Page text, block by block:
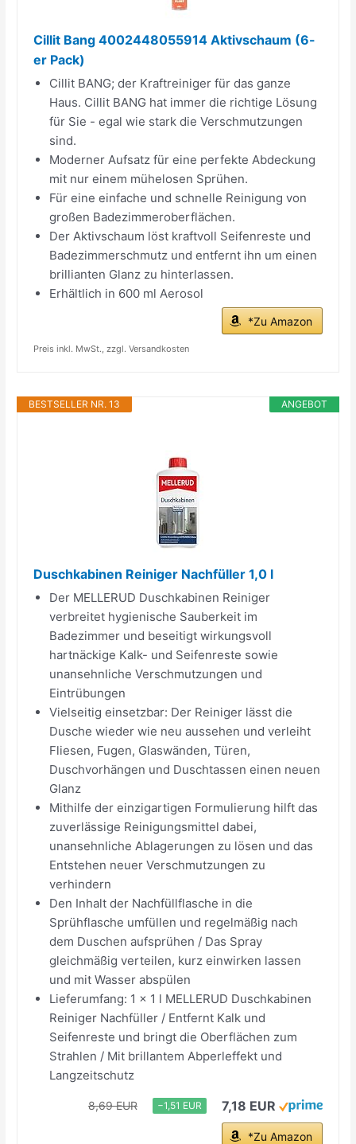
Cillit Bang 4002448055914 Aktivschaum (6-
er Pack)
Cillit BANG; der Kraftreiniger für das ganze
Haus. Cillit BANG hat immer die richtige Lösung
für Sie - egal wie stark die Verschmutzungen
sind.
Moderner Aufsatz für eine perfekte Abdeckung
mit nur einem mühelosen Sprühen.
Für eine einfache und schnelle Reinigung von
großen Badezimmeroberflächen.
Der Aktivschaum löst kraftvoll Seifenreste und
Badezimmerschmutz und entfernt ihn um einen
brillianten Glanz zu hinterlassen.
Erhältlich in 600 ml Aerosol
*Zu Amazon
Preis inkl. MwSt., zzgl. Versandkosten
ANGEBOT
BESTSELLER NR. 13
Duschkabinen Reiniger Nachfüller 1,0 l
Der MELLERUD Duschkabinen Reiniger
verbreitet hygienische Sauberkeit im
Badezimmer und beseitigt wirkungsvoll
hartnäckige Kalk- und Seifenreste sowie
unansehnliche Verschmutzungen und
Eintrübungen
Vielseitig einsetzbar: Der Reiniger lässt die
Dusche wieder wie neu aussehen und verleiht
Fliesen, Fugen, Glaswänden, Türen,
Duschvorhängen und Duschtassen einen neuen
Glanz
Mithilfe der einzigartigen Formulierung hilft das
zuverlässige Reinigungsmittel dabei,
unansehnliche Ablagerungen zu lösen und das
Entstehen neuer Verschmutzungen zu
verhindern
Den Inhalt der Nachfüllflasche in die
Sprühflasche umfüllen und regelmäßig nach
dem Duschen aufsprühen / Das Spray
gleichmäßig verteilen, kurz einwirken lassen
und mit Wasser abspülen
Lieferumfang: 1 x 1 l MELLERUD Duschkabinen
Reiniger Nachfüller / Entfernt Kalk und
Seifenreste und bringt die Oberflächen zum
Strahlen / Mit brillantem Abperleffekt und
Langzeitschutz
8,69 EUR −1,51 EUR 7,18 EUR
*Zu Amazon